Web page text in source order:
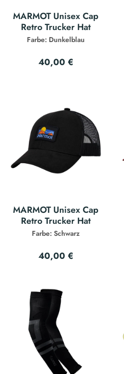
MARMOT Unisex Cap
Retro Trucker Hat
Farbe: Dunkelblau
40,00 €
MARMOT Unisex Cap
Retro Trucker Hat
Farbe: Schwarz
40,00 €